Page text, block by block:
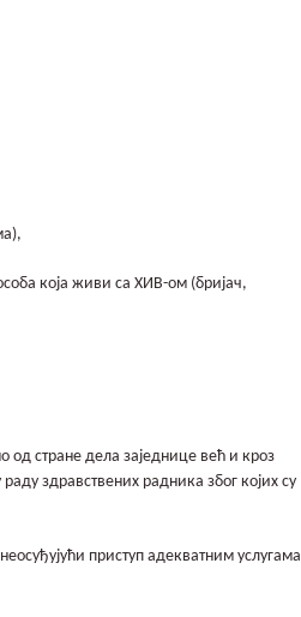
која живи са ХИВ-ом (бријач,
од стране дела заједнице већ и кроз
здравствених радника због којих су
приступ адекватним услугама